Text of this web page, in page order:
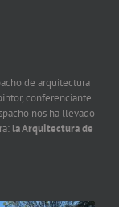
de arquitectura
conferenciante
nos ha llevado
la Arquitectura de